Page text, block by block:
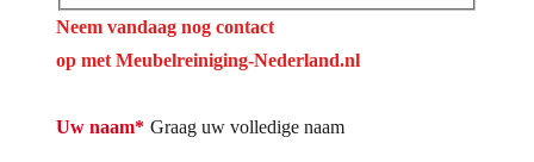
Neem vandaag nog contact
op met Meubelreiniging-Nederland.nl
Uw naam* Graag uw volledige naam